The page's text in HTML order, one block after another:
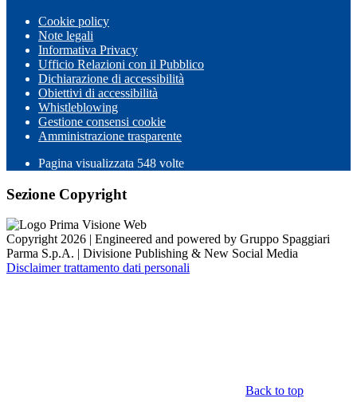
Cookie policy
Note legali
Informativa Privacy
Ufficio Relazioni con il Pubblico
Dichiarazione di accessibilità
Obiettivi di accessibilità
Whistleblowing
Gestione consensi cookie
Amministrazione trasparente
Pagina visualizzata 548 volte
Sezione Copyright
Copyright 2026 | Engineered and powered by Gruppo Spaggiari
Parma S.p.A. | Divisione Publishing & New Social Media
Disclaimer trattamento dati personali
Back to top